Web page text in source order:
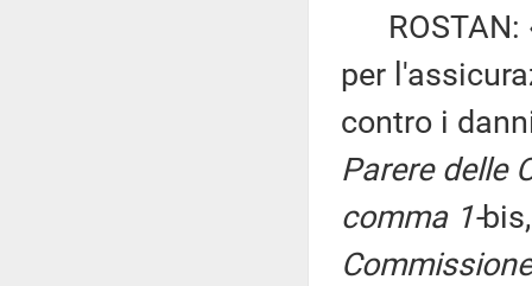
ROSTAN:
per
contro i
Parere delle
comma 1-